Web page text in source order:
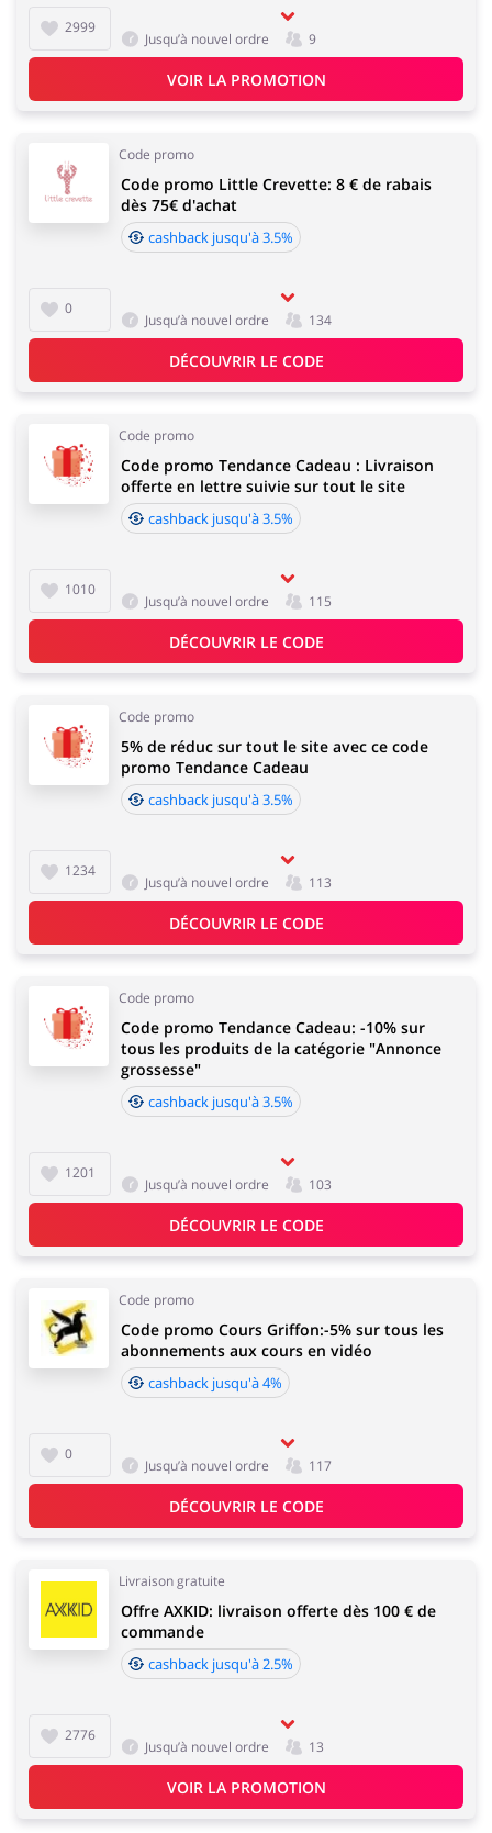
2999
Jusqu’à nouvel ordre 9
VOIR LA PROMOTION
Code promo
0
Code promo Little Crevette: 8 € de rabais
dès 75€ d'achat
cashback jusqu'à 3.5%
Jusqu’à nouvel ordre 134
DÉCOUVRIR LE CODE
Code promo
1010
Code promo Tendance Cadeau : Livraison
offerte en lettre suivie sur tout le site
cashback jusqu'à 3.5%
Jusqu’à nouvel ordre 115
DÉCOUVRIR LE CODE
Code promo
1234
5% de réduc sur tout le site avec ce code
promo Tendance Cadeau
cashback jusqu'à 3.5%
Jusqu’à nouvel ordre 113
DÉCOUVRIR LE CODE
Code promo
1201
Code promo Tendance Cadeau: -10% sur
tous les produits de la catégorie "Annonce
grossesse"
cashback jusqu'à 3.5%
Jusqu’à nouvel ordre 103
DÉCOUVRIR LE CODE
Code promo
0
Code promo Cours Griffon:-5% sur tous les
abonnements aux cours en vidéo
cashback jusqu'à 4%
Jusqu’à nouvel ordre 117
DÉCOUVRIR LE CODE
Livraison gratuite
2776
Offre AXKID: livraison offerte dès 100 € de
commande
cashback jusqu'à 2.5%
Jusqu’à nouvel ordre 13
VOIR LA PROMOTION